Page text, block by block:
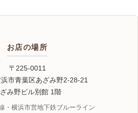
お店の場所
〒225-0011
市青葉区あざみ野2-28-21
み野ビル別館 1階
・横浜市営地下鉄ブルーライン